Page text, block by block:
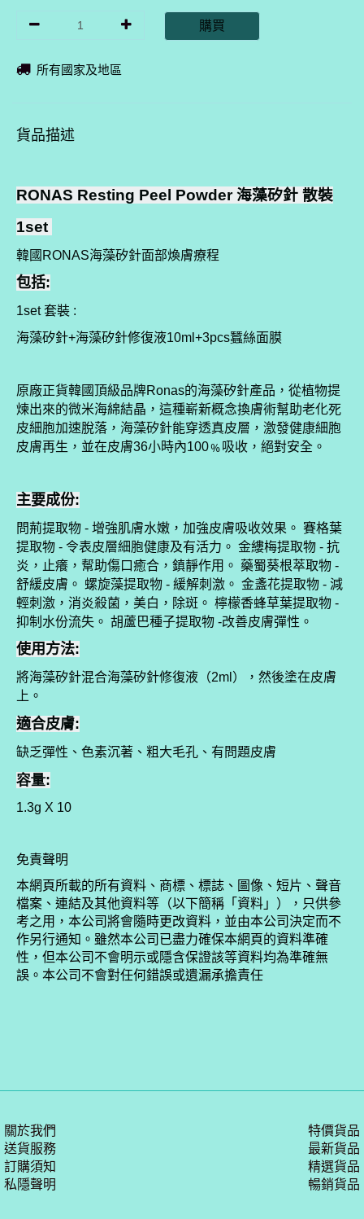
購買
所有國家及地區
貨品描述
RONAS Resting Peel Powder 海藻矽針 散裝
1set
韓國RONAS海藻矽針面部煥膚療程
包括:
1set套裝 :
海藻矽針+海藻矽針修復液10ml+3pcs蠶絲面膜
原廠正貨韓國頂級品牌Ronas的海藻矽針產品， 從植物提
煉出來的微米海綿結晶，這種嶄新概念換膚術幫助老化死
皮細胞加速脫落，海藻矽針能穿透真皮層，激發健康細胞
皮膚再生，並在皮膚36小時內100﹪吸收，絕對安全。
主要成份:
問荊提取物 - 增強肌膚水嫩，加強皮膚吸收效果。 賽格葉
提取物 - 令表皮層細胞健康及有活力。 金縷梅提取物 - 抗
炎，止癢，幚助傷口癒合，鎮靜作用。 藥蜀葵根萃取物 -
舒緩皮膚。 螺旋藻提取物 - 緩解刺激。 金盞花提取物 - 減
輕刺激，消炎殺菌，美白，除斑。 檸檬香蜂草葉提取物 -
抑制水份流失。 胡蘆巴種子提取物 -改善皮膚彈性。
使用方法:
將海藻矽針混合海藻矽針修復液（2ml ），然後塗在皮膚
上。
適合皮膚:
缺乏彈性、色素沉著、粗大毛孔、有問題皮膚
容量:
1.3g X 10
免責聲明
本網頁所載的所有資料、商標、標誌、圖像、短片、聲音
檔案、連結及其他資料等（以下簡稱「資料」），只供參
考之用，本公司將會隨時更改資料，並由本公司決定而不
作另行通知。雖然本公司已盡力確保本網頁的資料準確
性，但本公司不會明示或隱含保證該等資料均為準確無
誤。本公司不會對任何錯誤或遺漏承擔責任
關於我們
送貨服務
訂購須知
私隱聲明
特價貨品
最新貨品
精選貨品
暢銷貨品